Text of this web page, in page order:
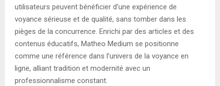
utilisateurs peuvent bénéficier d’une expérience de
voyance sérieuse et de qualité, sans tomber dans les
pièges de la concurrence. Enrichi par des articles et des
contenus éducatifs, Matheo Medium se positionne
comme une référence dans l’univers de la voyance en
ligne, alliant tradition et modernité avec un
professionnalisme constant.